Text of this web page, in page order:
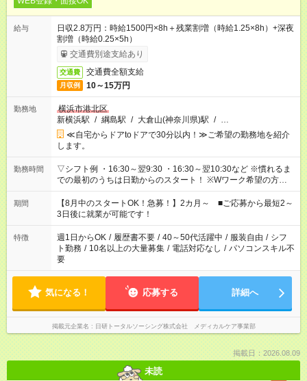
給与
日収2.8万円：時給1500円×8h＋残業割増（時給1.25×8h）+深夜
割増（時給0.25×5h）
交通費別途支給あり
交通費 交通費全額支給
月収例 10～15万円
勤務地
横浜市港北区
新横浜駅 / 綱島駅 / 大倉山(神奈川県)駅 / …
≪自宅からドアtoドアで30分以内！≫ご希望の勤務地を紹介
します。
勤務時間
▽シフト例 ・16:30～翌9:30 ・16:30～翌10:30など ※慣れるま
での最初のうちは日勤からのスタート！ ※Wワーク希望の方へ
今ご覧のお仕事で希望する勤務時間と、もう1つのお仕事の勤務
時間。 合計で週40時間を超える場合は応募できません。
期間
【8月中のスタートOK！急募！】2カ月～ ■ご応募から最短2～
3日後に就業が可能です！
特徴 週1日からOK / 履歴書不要 / 40～50代活躍中 / 服装自由 / シフ
ト勤務 / 10名以上の大量募集 / 電話対応なし / パソコンスキル不
要
気になる！ 応募する 詳細へ
掲載元企業名 日研トータルソーシング株式会社 メディカルケア事業部
掲載日：2026.08.09
未読